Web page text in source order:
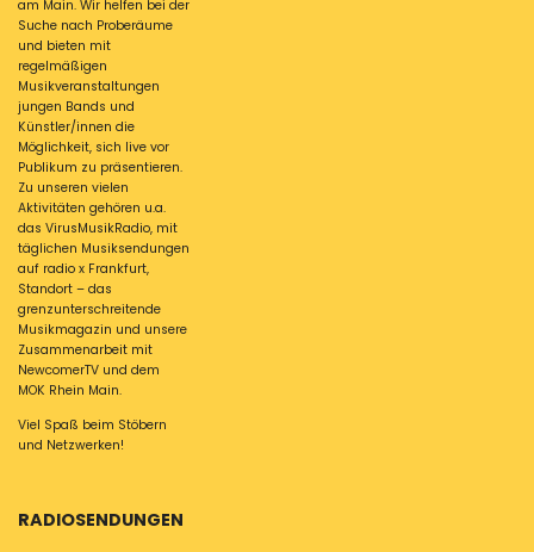
am Main. Wir helfen bei der
Suche nach Proberäume
und bieten mit
regelmäßigen
Musikveranstaltungen
jungen Bands und
Künstler/innen die
Möglichkeit, sich live vor
Publikum zu präsentieren.
Zu unseren vielen
Aktivitäten gehören u.a.
das VirusMusikRadio, mit
täglichen Musiksendungen
auf radio x Frankfurt,
Standort – das
grenzunterschreitende
Musikmagazin und unsere
Zusammenarbeit mit
NewcomerTV und dem
MOK Rhein Main.
Viel Spaß beim Stöbern
und Netzwerken!
RADIOSENDUNGEN